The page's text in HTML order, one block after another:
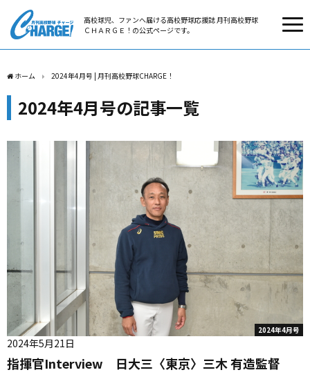
高校球児、ファンへ届ける高校野球応援誌 月刊高校野球
ＣＨＡＲＧＥ！の公式ページです。
ホーム 2024年4月号 | 月刊高校野球CHARGE！
2024年4月号の記事一覧
2024年4月号
指揮官Interview 日大三〈東京〉三木 有造監督
2024年5月21日